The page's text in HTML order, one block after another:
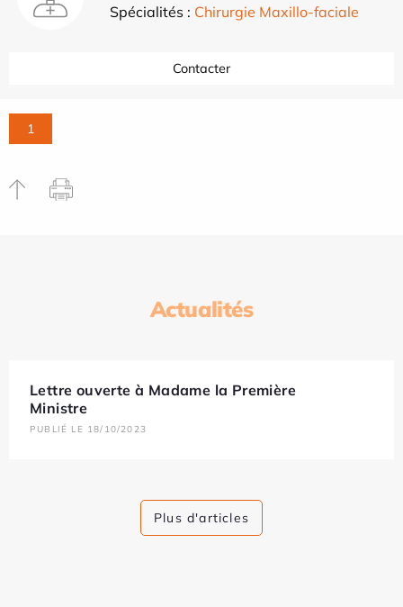
Spécialités : Chirurgie Maxillo-faciale
Contacter
1
Actualités
Lettre ouverte à Madame la Première
Ministre
PUBLIÉ LE 18/10/2023
Plus d'articles